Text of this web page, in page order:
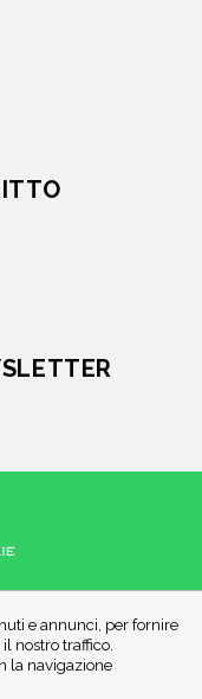
e annunci, per fornire
nostro traffico.
la navigazione
0234597206
S.R.L.